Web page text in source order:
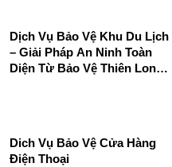
Dịch Vụ Bảo Vệ Khu Du Lịch
– Giải Pháp An Ninh Toàn
Diện Từ Bảo Vệ Thiên Long
Dich Vụ Bảo Vệ Cửa Hàng
Điện Thoại